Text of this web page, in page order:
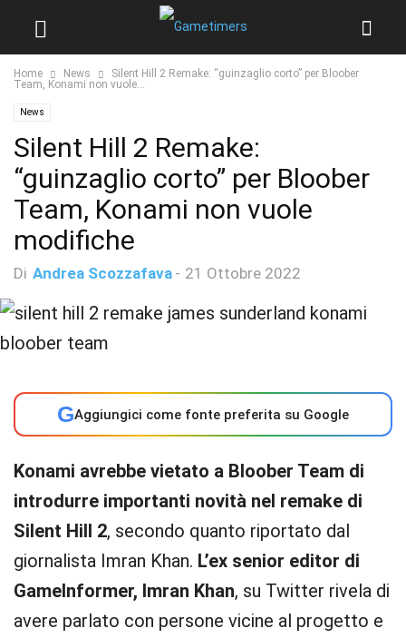
Home News
Silent Hill 2 Remake: “guinzaglio corto” per Bloober
Team, Konami non vuole...
News
Silent Hill 2 Remake:
“guinzaglio corto” per Bloober
Team, Konami non vuole
modifiche
Di Andrea Scozzafava - 21 Ottobre 2022
GAggiungici come fonte preferita su Google
Konami avrebbe vietato a Bloober Team di
introdurre importanti novità nel remake di
Silent Hill 2, secondo quanto riportato dal
giornalista Imran Khan. L’ex senior editor di
GameInformer, Imran Khan, su Twitter rivela di
avere parlato con persone vicine al progetto e